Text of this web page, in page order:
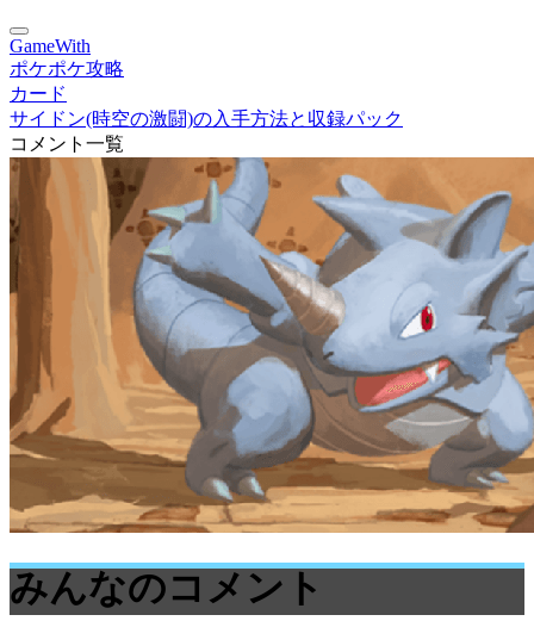
GameWith
ポケポケ攻略
カード
サイドン(時空の激闘)の入手方法と収録パック
コメント一覧
みんなのコメント